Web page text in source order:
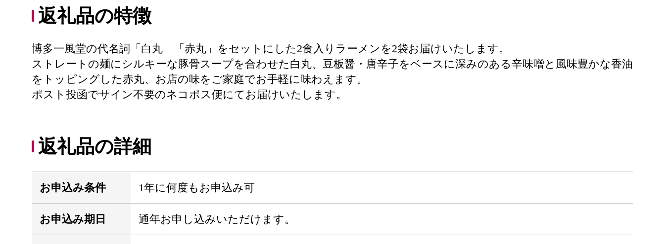
返礼品の特徴
博多一風堂の代名詞「白丸」「赤丸」をセットにした2食入りラーメンを2袋お届けいたします。
ストレートの麺にシルキーな豚骨スープを合わせた白丸、豆板醤・唐辛子をベースに深みのある辛味噌と風味豊かな香油
をトッピングした赤丸、お店の味をご家庭でお手軽に味わえます。
ポスト投函でサイン不要のネコポス便にてお届けいたします。
返礼品の詳細
お申込み条件 1年に何度もお申込み可
お申込み期日 通年お申し込みいただけます。